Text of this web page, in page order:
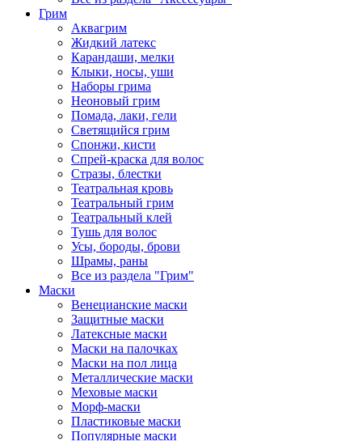
Грим
Аквагрим
Жидкий латекс
Карандаши, мелки
Клыки, носы, уши
Наборы грима
Неоновый грим
Помада, лаки, гели
Светящийся грим
Спонжи, кисти
Спрей-краска для волос
Стразы, блестки
Театральная кровь
Театральный грим
Театральный клей
Тушь для волос
Усы, бороды, брови
Шрамы, раны
Все из раздела "Грим"
Маски
Венецианские маски
Защитные маски
Латексные маски
Маски на палочках
Маски на пол лица
Металлические маски
Меховые маски
Морф-маски
Пластиковые маски
Популярные маски